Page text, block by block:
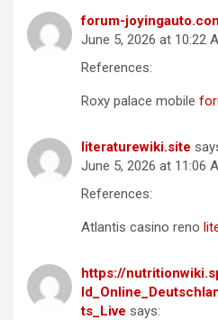
forum-
June 5, 2026 at 10:22
References:
Roxy palace mobile
literaturewiki.site
June 5, 2026 at 11:06
References:
Atlantis casino reno
https://
ts_Live says: